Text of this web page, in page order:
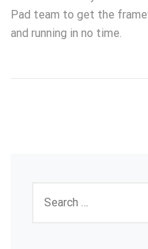
Pad team to get the
and running in no time.